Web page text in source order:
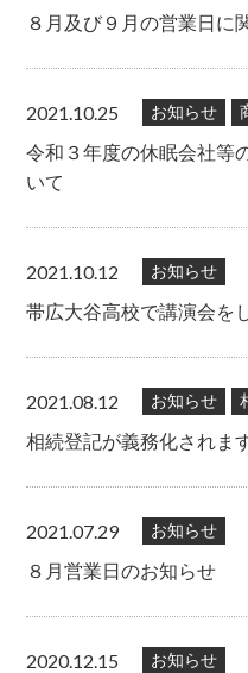
８月及び９月の営業日に
2021.10.25 お知らせ
令和３年度の休眠会社等
いて
2021.10.12 お知らせ
帯広大谷高校で講演会を
2021.08.12 お知らせ
相続登記が義務化されま
2021.07.29 お知らせ
８月営業日のお知らせ
2020.12.15 お知らせ